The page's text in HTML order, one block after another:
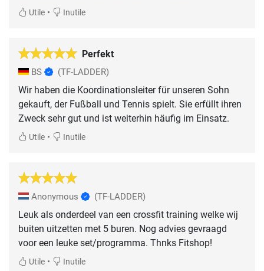
Utile • Inutile
Perfekt
BS (TF-LADDER)
Wir haben die Koordinationsleiter für unseren Sohn
gekauft, der Fußball und Tennis spielt. Sie erfüllt ihren
Zweck sehr gut und ist weiterhin häufig im Einsatz.
Utile • Inutile
Anonymous (TF-LADDER)
Leuk als onderdeel van een crossfit training welke wij
buiten uitzetten met 5 buren. Nog advies gevraagd
voor een leuke set/programma. Thnks Fitshop!
Utile • Inutile